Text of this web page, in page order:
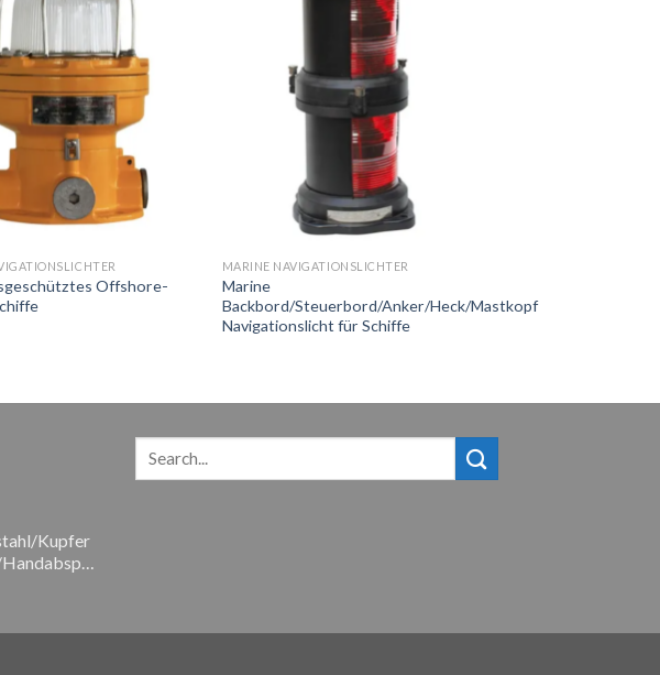
Offshore-
MARINE NAVIGATIONSLICHTER
Marine
Backbord/Steuerbord/Anker/Heck/Mastkopf
Navigationslicht für Schiffe
Kupfer